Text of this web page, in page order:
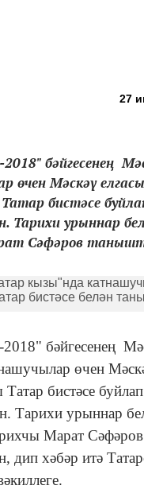
27
бәйгесенең
өчен Мәскәү елгасы
бистәсе
Тарихи урыннар
Сәфәров
бәйгесенең
өчен
бистәсе
Тарихи урыннар
Марат Сәфәров
дип хәбәр итә